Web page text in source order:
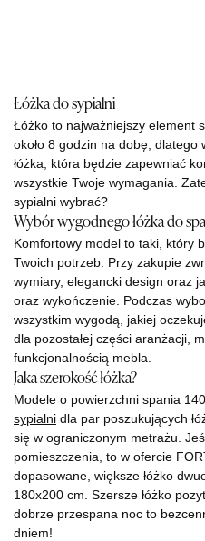
Łóżka do sypialni
Łóżko to najważniejszy element
około 8 godzin na dobę,
łóżka, która będzie zapewniać
wszystkie Twoje wymagania.
sypialni wybrać?
Wybór wygodnego łóżka do
Komfortowy model to taki, który
Twoich potrzeb. Przy zakupie
wymiary, elegancki design oraz
oraz wykończenie. Podczas
wszystkim wygodą, jakiej
dla pozostałej części aranżacji,
funkcjonalnością mebla.
Jaka szerokość łóżka?
Modele o powierzchni spania
sypialni dla par poszukujących
się w ograniczonym metrażu.
pomieszczenia, to w ofercie
dopasowane, większe łóżko
180x200 cm. Szersze łóżko
dobrze przespana noc to
dniem!